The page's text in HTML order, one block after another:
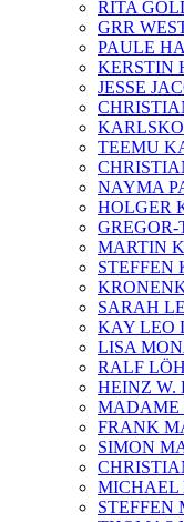
RITA
GRR
PAULE
KERSTIN
JESSE
TEEMU
NAYMA
HOLGER
MARTIN
STEFFEN
SARAH
KAY LEO
LISA
RALF
HEINZ W.
MADAME
FRANK
SIMON
MICHAEL
STEFFEN